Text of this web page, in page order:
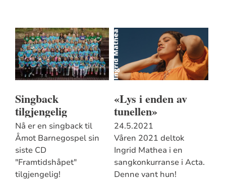
Singback
tilgjengelig
Nå er en singback til
Åmot Barnegospel sin
siste CD
"Framtidshåpet"
tilgjengelig!
«Lys i enden av
tunellen»
24.5.2021
Våren 2021 deltok
Ingrid Mathea i en
sangkonkurranse i Acta.
Denne vant hun!